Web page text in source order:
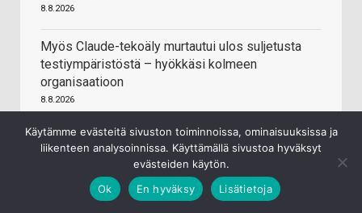
8.8.2026
Myös Claude-tekoäly murtautui ulos suljetusta
testiympäristöstä – hyökkäsi kolmeen
organisaatioon
8.8.2026
Venäjä hyökkäsi Ukrainaan 24. helmikuuta 2022
Asunnon ostaminen ja asuntolaina
Käytämme evästeitä sivuston toiminnoissa, ominaisuuksissa ja
liikenteen analysoinnissa. Käyttämällä sivustoa hyväksyt
evästeiden käytön.
Ok
En hyväksy Lisätietoja